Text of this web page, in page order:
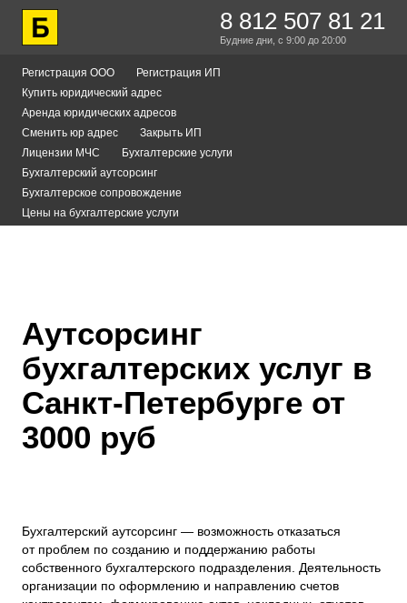
8 812 507 81 21
Будние дни, с 9:00 до 20:00
Регистрация ООО
Регистрация ИП
Купить юридический адрес
Аренда юридических адресов
Сменить юр адрес
Закрыть ИП
Лицензии МЧС
Бухгалтерские услуги
Бухгалтерский аутсорсинг
Бухгалтерское сопровождение
Цены на бухгалтерские услуги
Аутсорсинг
бухгалтерских услуг в
Санкт-Петербурге от
3000 руб
Бухгалтерский аутсорсинг — возможность отказаться
от проблем по созданию и поддержанию работы
собственного бухгалтерского подразделения. Деятельность
организации по оформлению и направлению счетов